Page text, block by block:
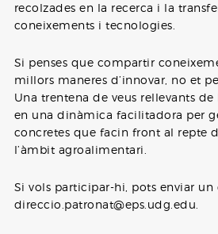
recolzades en la recerca i la
coneixements i tecnologies.
Si penses que compartir
millors maneres d’innovar, no et
Una trentena de veus rellevants
en una dinàmica facilitadora per
concretes que facin front al repte
l’àmbit agroalimentari.
Si vols participar-hi, pots enviar un
direccio.patronat@eps.udg.edu.